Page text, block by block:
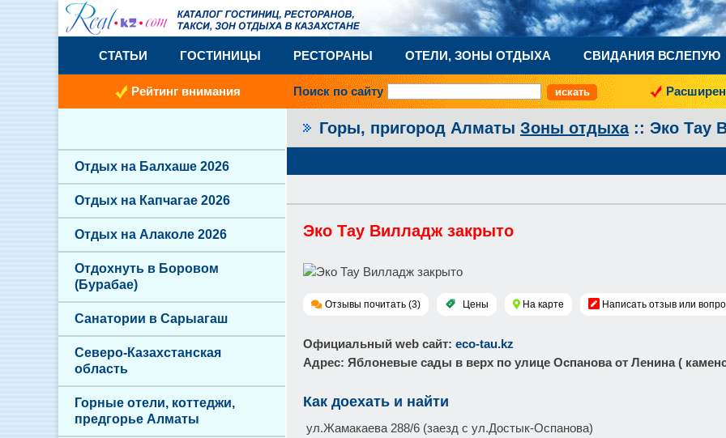
СТАТЬИ ГОСТИНИЦЫ РЕСТОРАНЫ ОТЕЛИ, ЗОНЫ ОТДЫХА СВИДАНИЯ ВСЛЕПУЮ
Рейтинг внимания Поиск по сайту
Горы, пригород Алматы Зоны отдыха:: Эко Тау
Эко Тау Вилладж закрыто
Отзывы почитать (3) Цены На карте Написать отзыв или
Официальный web сайт: eco-tau.kz
Адрес: Яблоневые сады в верх по улице Оспанова от Ленина (
Как доехать и найти
ул.Жамакаева 288/6 (заезд с ул.Достык-Оспанова)
Отдых на Балхаше 2026
Отдых на Капчагае 2026
Отдых на Алаколе 2026
Отдохнуть в Боровом
(Бурабае)
Санатории в Сарыагаш
Северо-Казахстанская
область
Горные отели, коттеджи,
предгорье Алматы